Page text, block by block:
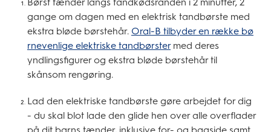
gange om dagen med en elektrisk tandbørste med
ekstra bløde børstehår. Oral-B tilbyder en række bø
rnevenlige elektriske tandbørstermed deres
yndlingsfigurer og ekstra bløde børstehår til
skånsom rengøring.
Lad den elektriske tandbørste gøre arbejdet for dig
- du skal blot lade den glide hen over alle overflader